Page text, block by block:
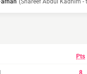
Pts
8